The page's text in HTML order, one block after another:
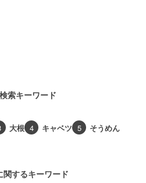
索キーワード
大根 4 キャベツ 5 そうめん
関するキーワード